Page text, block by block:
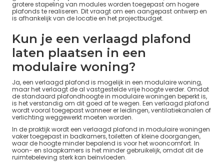
grotere stapeling van modules worden toegepast om hogere
plafonds te realiseren. Dit vraagt om een aangepast ontwerp en
is afhankelijk van de locatie en het projectbudget.
Kun je een verlaagd plafond
laten plaatsen in een
modulaire woning?
Ja, een verlaagd plafond is mogelijk in een modulaire woning,
maar het verlaagt de al vastgestelde vrije hoogte verder. Omdat
de standaard plafondhoogte in modulaire woningen beperkt is,
is het verstandig om dit goed af te wegen. Een verlaagd plafond
wordt vooral toegepast wanneer er leidingen, ventilatiekanalen of
verlichting weggewerkt moeten worden.
In de praktijk wordt een verlaagd plafond in modulaire woningen
vaker toegepast in badkamers, toiletten of kleine doorgangen,
waar de hoogte minder bepalend is voor het wooncomfort. In
woon- en slaapkamers is het minder gebruikelijk, omdat dit de
ruimtebeleving sterk kan beïnvloeden.